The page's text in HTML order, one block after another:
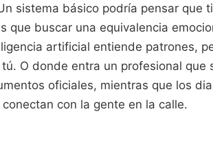
sistema básico podría pensar que
que buscar una equivalencia
artificial entiende patrones,
O donde entra un profesional que
oficiales, mientras que los
con la gente en la calle.